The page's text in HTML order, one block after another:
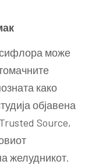
може
како
објавена
Source,
желудникот.